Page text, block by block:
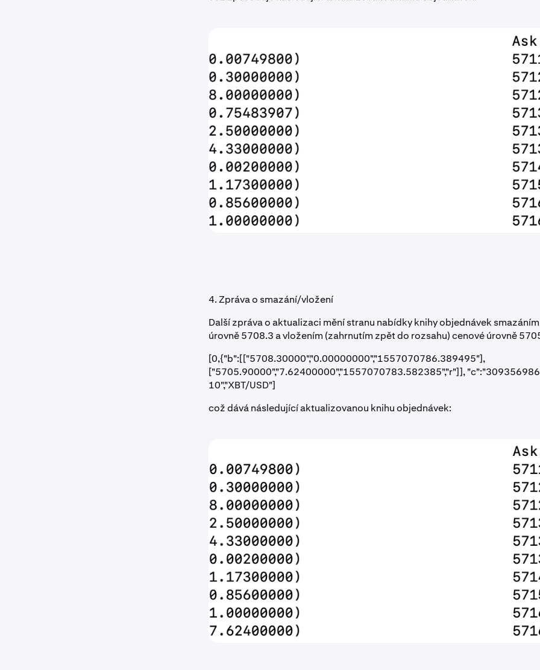
4. Zpráva o smazání/vložení
Další zpráva o aktualizaci mění stranu nabídky knihy objednávek
úrovně 5708.3 a vložením (zahrnutím zpět do rozsahu) cenové úrovně
[0,{"b":[["5708.30000","0.00000000","1557070786.389495"],
["5705.90000","7.62400000","1557070783.582385","r"]],
10","XBT/USD"]
což dává následující aktualizovanou knihu objednávek: